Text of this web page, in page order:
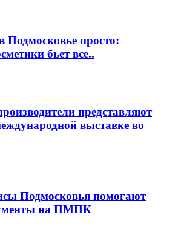
Подмосковье просто:
бьет все..
представляют
выставке во
Подмосковья помогают
на ПМПК